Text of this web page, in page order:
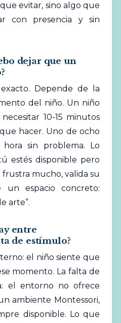
evitar, sino algo que
con presencia y sin
dejar que un
Depende de la
del niño. Un niño
10-15 minutos
hacer. Uno de ocho
sin problema. Lo
estés disponible pero
frustra mucho, valida su
un espacio concreto:
arte”.
entre
de estímulo?
el niño siente que
momento. La falta de
el entorno no ofrece
ambiente Montessori,
disponible. Lo que